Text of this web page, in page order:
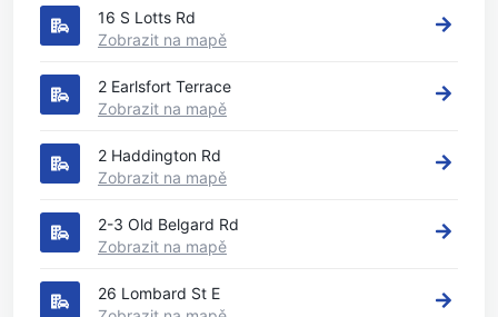
16 S Lotts Rd
Zobrazit na mapě
2 Earlsfort Terrace
Zobrazit na mapě
2 Haddington Rd
Zobrazit na mapě
2-3 Old Belgard Rd
Zobrazit na mapě
26 Lombard St E